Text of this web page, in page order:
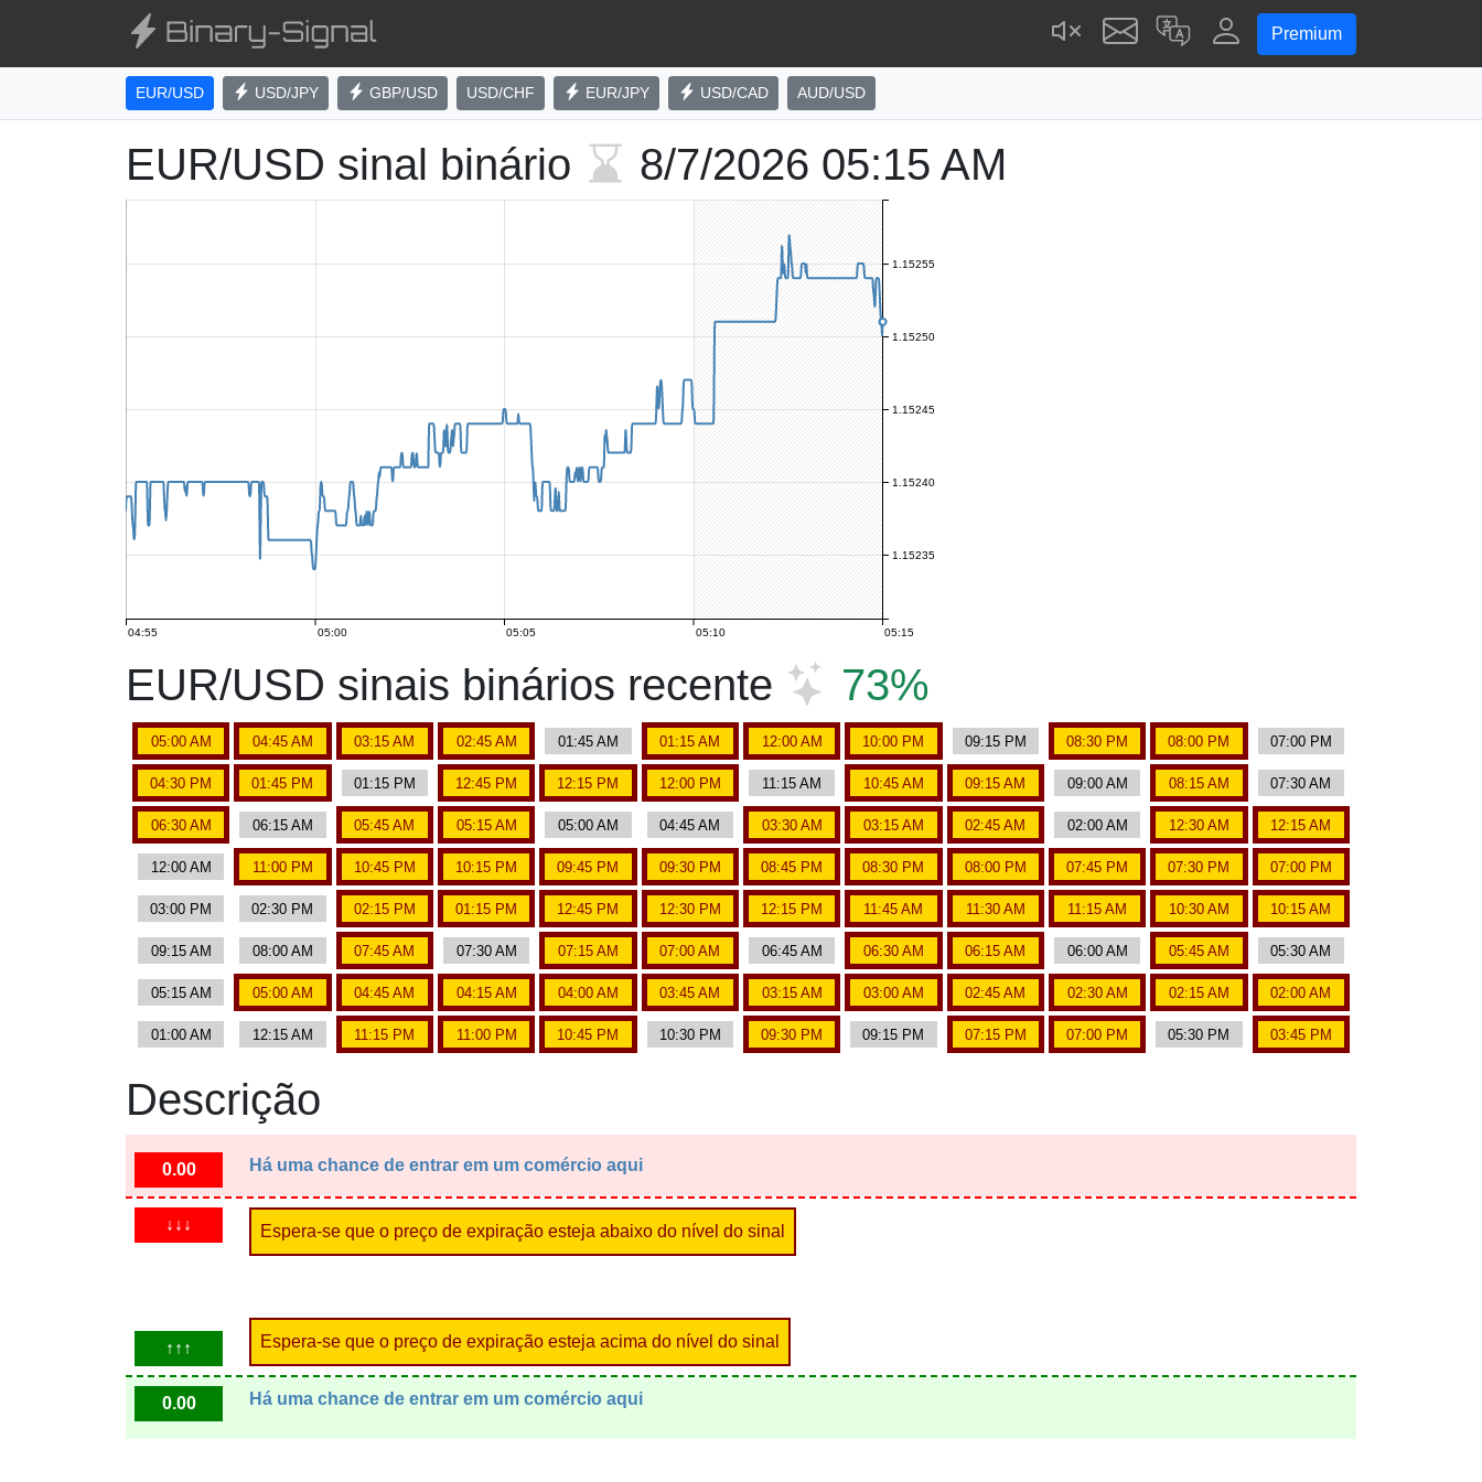
Premium
EUR/USD USD/JPY GBP/USD USD/CHF EUR/JPY USD/CAD AUD/USD
EUR/USD sinal binário 8/7/2026 05:15 AM
04:55 05:00 05:05 05:10 05:15
1.15235
1.15240
1.15245
1.15250
1.15255
EUR/USD sinais binários recente 73%
05:00 AM 04:45 AM 03:15 AM 02:45 AM 01:45 AM 01:15 AM 12:00 AM 10:00 PM 09:15 PM 08:30 PM 08:00 PM 07:00 PM
04:30 PM 01:45 PM 01:15 PM 12:45 PM 12:15 PM 12:00 PM 11:15 AM 10:45 AM 09:15 AM 09:00 AM 08:15 AM 07:30 AM
06:30 AM 06:15 AM 05:45 AM 05:15 AM 05:00 AM 04:45 AM 03:30 AM 03:15 AM 02:45 AM 02:00 AM 12:30 AM 12:15 AM
12:00 AM 11:00 PM 10:45 PM 10:15 PM 09:45 PM 09:30 PM 08:45 PM 08:30 PM 08:00 PM 07:45 PM 07:30 PM 07:00 PM
03:00 PM 02:30 PM 02:15 PM 01:15 PM 12:45 PM 12:30 PM 12:15 PM 11:45 AM 11:30 AM 11:15 AM 10:30 AM 10:15 AM
09:15 AM 08:00 AM 07:45 AM 07:30 AM 07:15 AM 07:00 AM 06:45 AM 06:30 AM 06:15 AM 06:00 AM 05:45 AM 05:30 AM
05:15 AM 05:00 AM 04:45 AM 04:15 AM 04:00 AM 03:45 AM 03:15 AM 03:00 AM 02:45 AM 02:30 AM 02:15 AM 02:00 AM
01:00 AM 12:15 AM 11:15 PM 11:00 PM 10:45 PM 10:30 PM 09:30 PM 09:15 PM 07:15 PM 07:00 PM 05:30 PM 03:45 PM
Descrição
0.00 Há uma chance de entrar em um comércio aqui
↓↓↓ Espera-se que o preço de expiração esteja abaixo do nível do sinal
↑↑↑ Espera-se que o preço de expiração esteja acima do nível do sinal
0.00 Há uma chance de entrar em um comércio aqui